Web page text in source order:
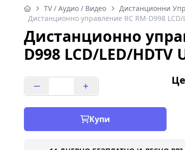
TV / Аудио / Видео Дистанционни
Дистанционно управление RC RM-D998 LCD/
Дистанционно
D998 LCD/LED/HDTV
Купи